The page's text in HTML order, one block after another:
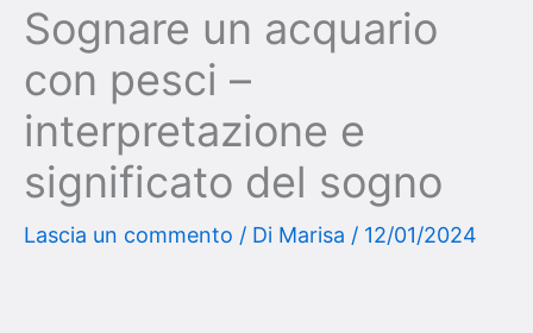
Sognare un acquario
con pesci –
interpretazione e
significato del sogno
Lascia un commento / Di Marisa / 12/01/2024